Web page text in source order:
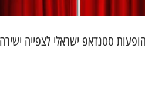
הופעות סטנדאפ ישראלי לצפייה ישירה